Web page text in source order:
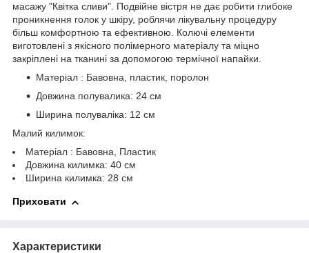
масажу "Квітка сливи". Подвійне вістря не дає робити глибоке
проникнення голок у шкіру, роблячи лікувальну процедуру
більш комфортною та ефективною. Колючі елементи
виготовлені з якісного полімерного матеріалу та міцно
закріплені на тканині за допомогою термічної напайки.
Матеріал : Бавовна, пластик, поролон
Довжина полувалика: 24 см
Ширина полуваліка: 12 см
Малий килимок:
Матеріал : Бавовна, Пластик
Довжина килимка: 40 см
Ширина килимка: 28 см
Приховати
Характеристики